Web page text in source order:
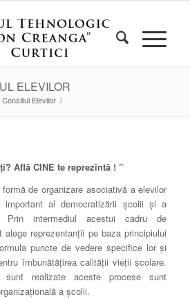
ELEVILOR
Consiliul Elevilor /
Află CINE te reprezintă ! ”
de organizare asociativă a elevilor
al democratizării şcolii şi a
Prin intermediul acestui cadru de
reprezentanţii pe baza principiului
puncte de vedere specifice lor şi
îmbunătăţirea calităţii vieţii şcolare.
sunt realizate aceste procese sunt
a şcolii.